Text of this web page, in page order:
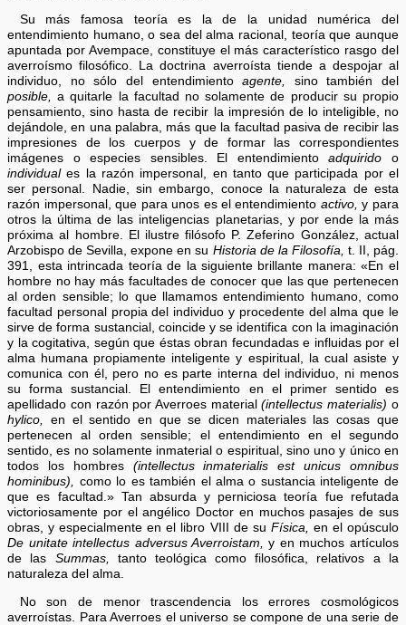
Su más famosa teoría es la de la unidad numérica del
entendimiento humano, o sea del alma racional, teoría que aunque
apuntada por Avempace, constituye el más característico rasgo del
averroísmo filosófico. La doctrina averroísta tiende a despojar al
individuo, no sólo del entendimientoagente, sino también del
posible, a quitarle la facultad no solamente de producir su propio
pensamiento, sino hasta de recibir la impresión de lo inteligible, no
dejándole, en una palabra, más que la facultad pasiva de recibir las
impresiones de los cuerpos y de formar las correspondientes
imágenes o especies sensibles. El entendimientoadquirido o
individuales la razón impersonal, en tanto que participada por el
ser personal. Nadie, sin embargo, conoce la naturaleza de esta
razón impersonal, que para unos es el entendimiento activo, y para
otros la última de las inteligencias planetarias, y por ende la más
próxima al hombre. El ilustre filósofo P. Zeferino González, actual
Arzobispo de Sevilla, expone en su Historia de la Filosofía, t. II, pág.
391, esta intrincada teoría de la siguiente brillante manera: «En el
hombre no hay más facultades de conocer que las que pertenecen
al orden sensible; lo que llamamos entendimiento humano, como
facultad personal propia del individuo y procedente del alma que le
sirve de forma sustancial, coincide y se identifica con la imaginación
y la cogitativa, según que éstas obran fecundadas e influidas por el
alma humana propiamente inteligente y espiritual, la cual asiste y
comunica con él, pero no es parte interna del individuo, ni menos
su forma sustancial. El entendimiento en el primer sentido es
apellidado con razón por Averroes material(intellectus materialis) o
hylico, en el sentido en que se dicen materiales las cosas que
pertenecen al orden sensible; el entendimiento en el segundo
sentido, es no solamente inmaterial o espiritual, sino uno y único en
todos los hombres (intellectus inmaterialis est unicus omnibus
hominibus), como lo es también el alma o sustancia inteligente de
que es facultad.» Tan absurda y perniciosa teoría fue refutada
victoriosamente por el angélico Doctor en muchos pasajes de sus
obras, y especialmente en el libro VIII de su Física, en el opúsculo
De unitate intellectus adversus Averroistam, y en muchos artículos
de las Summas, tanto teológica como filosófica, relativos a la
naturaleza del alma.
No son de menor trascendencia los errores cosmológicos
averroístas. Para Averroes el universo se compone de una serie de